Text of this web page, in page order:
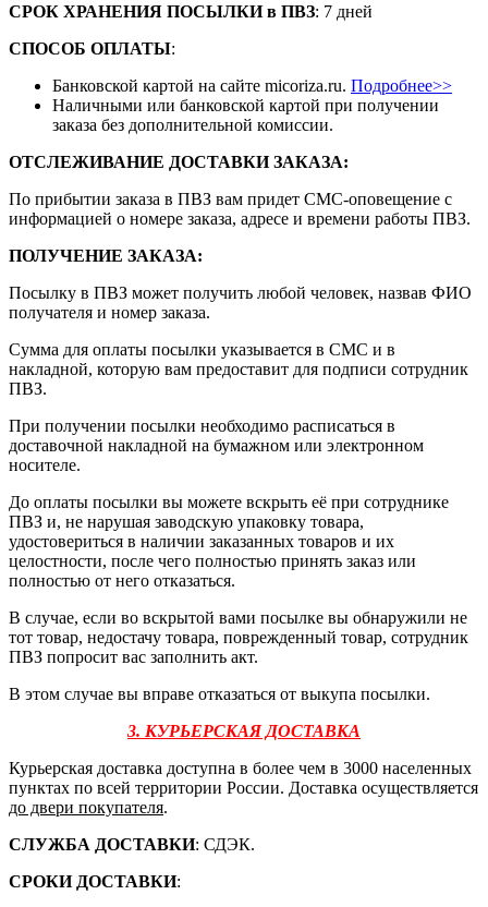
СРОК ХРАНЕНИЯ ПОСЫЛКИ в ПВЗ: 7 дней
СПОСОБ ОПЛАТЫ:
Банковской картой на сайте micoriza.ru. Подробнее>>
Наличными или банковской картой при получении
заказа без дополнительной комиссии.
ОТСЛЕЖИВАНИЕ ДОСТАВКИ ЗАКАЗА:
По прибытии заказа в ПВЗ вам придет СМС-оповещение с
информацией о номере заказа, адресе и времени работы ПВЗ.
ПОЛУЧЕНИЕ ЗАКАЗА:
Посылку в ПВЗ может получить любой человек, назвав ФИО
получателя и номер заказа.
Сумма для оплаты посылки указывается в СМС и в
накладной, которую вам предоставит для подписи сотрудник
ПВЗ.
При получении посылки необходимо расписаться в
доставочной накладной на бумажном или электронном
носителе.
До оплаты посылки вы можете вскрыть её при сотруднике
ПВЗ и, не нарушая заводскую упаковку товара,
удостовериться в наличии заказанных товаров и их
целостности, после чего полностью принять заказ или
полностью от него отказаться.
В случае, если во вскрытой вами посылке вы обнаружили не
тот товар, недостачу товара, поврежденный товар, сотрудник
ПВЗ попросит вас заполнить акт.
В этом случае вы вправе отказаться от выкупа посылки.
3. КУРЬЕРСКАЯ ДОСТАВКА
Курьерская доставка доступна в более чем в 3000 населенных
пунктах по всей территории России. Доставка осуществляется
до двери покупателя.
СЛУЖБА ДОСТАВКИ: СДЭК.
СРОКИ ДОСТАВКИ: